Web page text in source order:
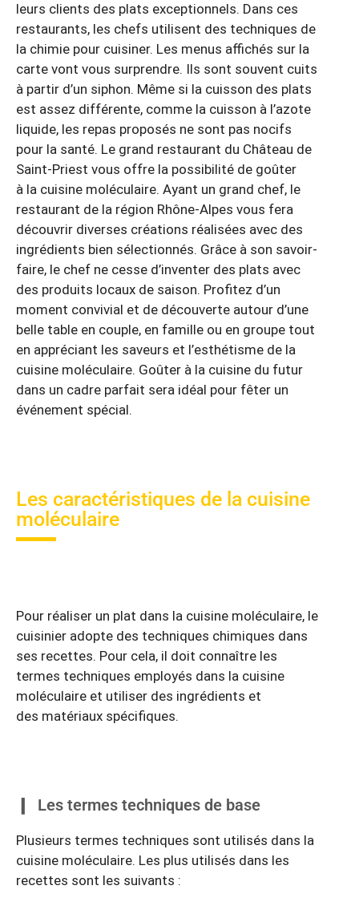
leurs clients des plats exceptionnels. Dans ces
restaurants, les chefs utilisent des techniques de
la chimie pour cuisiner. Les menus affichés sur la
carte vont vous surprendre. Ils sont souvent cuits
à partir d’un siphon. Même si la cuisson des plats
est assez différente, comme la cuisson à l’azote
liquide, les repas proposés ne sont pas nocifs
pour la santé. Le grand restaurant du Château de
Saint-Priest vous offre la possibilité de goûter
à la cuisine moléculaire. Ayant un grand chef, le
restaurant de la région Rhône-Alpes vous fera
découvrir diverses créations réalisées avec des
ingrédients bien sélectionnés. Grâce à son savoir-
faire, le chef ne cesse d’inventer des plats avec
des produits locaux de saison. Profitez d’un
moment convivial et de découverte autour d’une
belle table en couple, en famille ou en groupe tout
en appréciant les saveurs et l’esthétisme de la
cuisine moléculaire. Goûter à la cuisine du futur
dans un cadre parfait sera idéal pour fêter un
événement spécial.
Les caractéristiques de la cuisine
moléculaire
Pour réaliser un plat dans la cuisine moléculaire, le
cuisinier adopte des techniques chimiques dans
ses recettes. Pour cela, il doit connaître les
termes techniques employés dans la cuisine
moléculaire et utiliser des ingrédients et
des matériaux spécifiques.
Les termes techniques de base
Plusieurs termes techniques sont utilisés dans la
cuisine moléculaire. Les plus utilisés dans les
recettes sont les suivants :